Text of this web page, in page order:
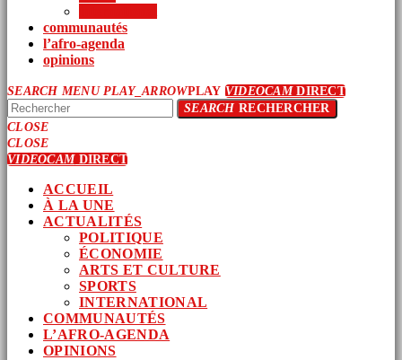
communautés
l’afro-agenda
opinions
SEARCH MENU PLAY_ARROWPLAY VIDEOCAMDIRECT
SEARCHRECHERCHER
CLOSE
CLOSE
VIDEOCAMDIRECT
ACCUEIL
À LA UNE
ACTUALITÉS
POLITIQUE
ÉCONOMIE
ARTS ET CULTURE
SPORTS
INTERNATIONAL
COMMUNAUTÉS
L’AFRO-AGENDA
OPINIONS